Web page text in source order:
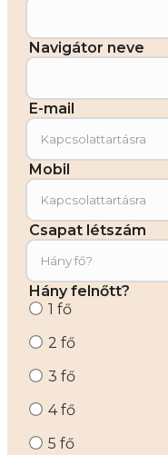
Navigátor neve
E-mail
Mobil
Csapat létszám
Hány felnőtt?
1 fő
2 fő
3 fő
4 fő
5 fő